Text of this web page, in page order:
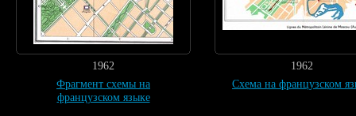
1962
Фрагмент схемы на
французском языке
1962
Схема на французском